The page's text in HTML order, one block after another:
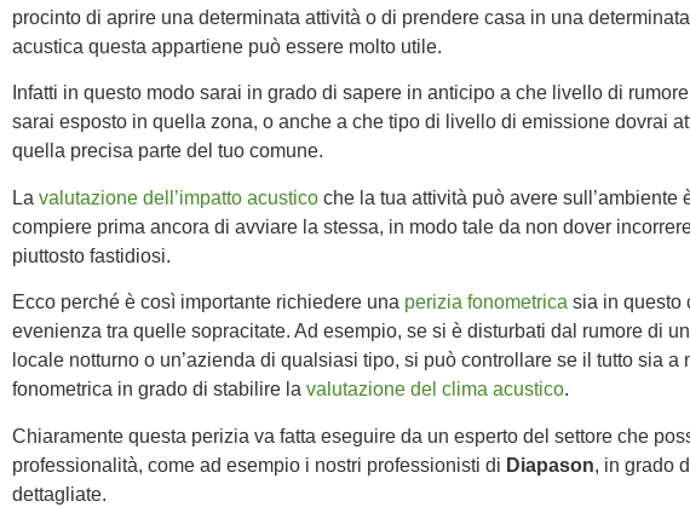
procinto di aprire una determinata attività o di prendere casa in una
acustica questa appartiene può essere molto utile.
Infatti in questo modo sarai in grado di sapere in anticipo a che livello di
sarai esposto in quella zona, o anche a che tipo di livello di emissione dovrai
quella precisa parte del tuo comune.
La valutazione dell’impatto acustico che la tua attività può avere sull’ambiente
compiere prima ancora di avviare la stessa, in modo tale da non dover
piuttosto fastidiosi.
Ecco perché è così importante richiedere una perizia fonometrica sia in questo
evenienza tra quelle sopracitate. Ad esempio, se si è disturbati dal rumore di
locale notturno o un’azienda di qualsiasi tipo, si può controllare se il tutto sia
fonometrica in grado di stabilire la valutazione del clima acustico.
Chiaramente questa perizia va fatta eseguire da un esperto del settore che
professionalità, come ad esempio i nostri professionisti di Diapason, in grado
dettagliate.